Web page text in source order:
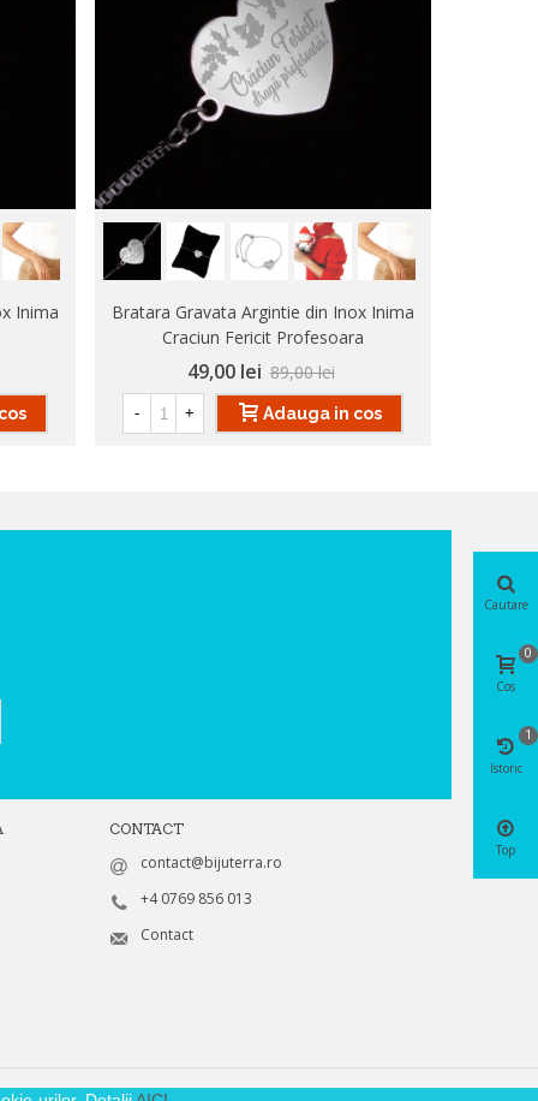
Inima
Bratara Gravata Argintie din Inox Inima
Craciun Fericit Profesoara
49,00 lei 89,00 lei
- + Adauga in cos
CONTACT
contact@bijuterra.ro
+4 0769 856 013
Contact
Cautare
Cos
0
Istoric
1
Top